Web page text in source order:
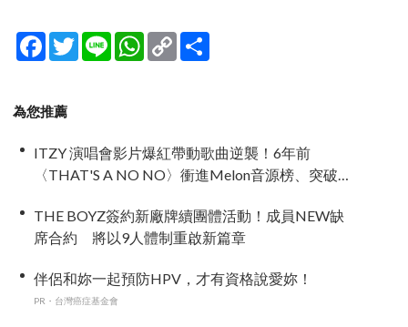
Facebook
TwitterLine WhatsApp
Copy
Link
為您推薦
ITZY 演唱會影片爆紅帶動歌曲逆襲！6年前
〈THAT'S A NO NO〉衝進Melon音源榜、突破
THE BOYZ簽約新廠牌續團體活動！成員NEW缺
席合約 將以9人體制重啟新篇章
伴侶和妳一起預防HPV，才有資格說愛妳！
PR・台灣癌症基金會